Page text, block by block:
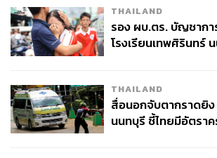
TAGS: Japan ผู้สูงอายุ สังคมผู้สูงอายุ
อัตราการเกิด
THAILAND
รอง ผบ.ตร. บัญชากา
โรงเรียนเทพศิรินทร์
THAILAND
สื่อนอกจับตากราดยิง
นนทบุรี ชี้ไทยมีอัตรา